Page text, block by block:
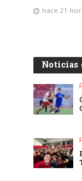
hace 21
Noticias